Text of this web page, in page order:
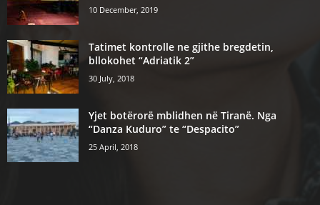
10 December, 2019
Tatimet kontrolle ne gjithe bregdetin,
bllokohet “Adriatik 2”
30 July, 2018
Yjet botërorë mblidhen në Tiranë. Nga
“Danza Kuduro” te “Despacito”
25 April, 2018